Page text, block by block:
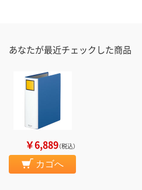
あなたが最近チェックした商品
￥6,889（税込）
カゴへ